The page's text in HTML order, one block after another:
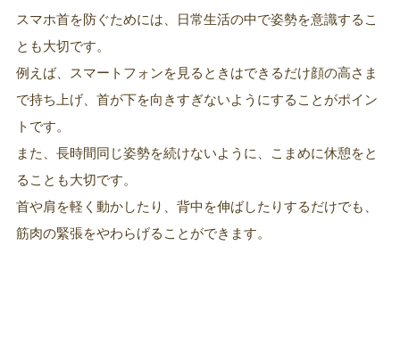
スマホ首を防ぐためには、日常生活の中で姿勢を意識するこ
とも大切です。
例えば、スマートフォンを見るときはできるだけ顔の高さま
で持ち上げ、首が下を向きすぎないようにすることがポイン
トです。
また、長時間同じ姿勢を続けないように、こまめに休憩をと
ることも大切です。
首や肩を軽く動かしたり、背中を伸ばしたりするだけでも、
筋肉の緊張をやわらげることができます。